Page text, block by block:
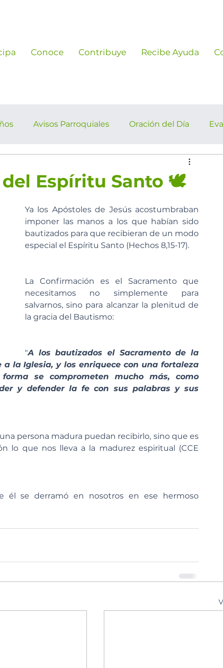
Conoce Contribuye Recibe Ayuda
Avisos Parroquiales Oración del Día
Espíritu Santo 🕊️
Ya los Apóstoles de Jesús acostumbraban
imponer las manos a los que habían sido
bautizados para que recibieran de un modo
especial el Espíritu Santo (Hechos 8,15-17).
La Confirmación es el Sacramento que
necesitamos no simplemente para
salvarnos, sino para alcanzar la plenitud de
la gracia del Bautismo:
"A los bautizados el Sacramento de la
la Iglesia, y los enriquece con una fortaleza
se comprometen mucho más, como
y defender la fe con sus palabras y sus
persona madura puedan recibirlo, sino que es
lo que nos lleva a la madurez espiritual (CCE
él se derramó en nosotros en ese hermoso